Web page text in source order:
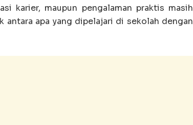
karier, maupun pengalaman praktis masih
antara apa yang dipelajari di sekolah dengan